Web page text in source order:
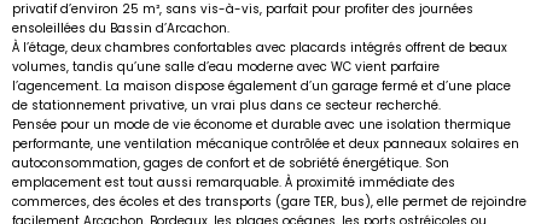
privatif d’environ 25 m², sans vis-à-vis, parfait pour profiter des journées
ensoleillées du Bassin d’Arcachon.
À l’étage, deux chambres confortables avec placards intégrés offrent de beaux
volumes, tandis qu’une salle d’eau moderne avec WC vient parfaire
l’agencement. La maison dispose également d’un garage fermé et d’une place
de stationnement privative, un vrai plus dans ce secteur recherché.
Pensée pour un mode de vie économe et durable avec une isolation thermique
performante, une ventilation mécanique contrôlée et deux panneaux solaires en
autoconsommation, gages de confort et de sobriété énergétique. Son
emplacement est tout aussi remarquable. À proximité immédiate des
commerces, des écoles et des transports (gare TER, bus), elle permet de rejoindre